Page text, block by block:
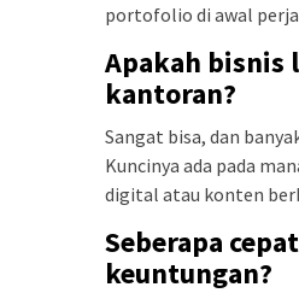
portofolio di awal
Apakah bisnis
kantoran?
Sangat bisa, dan
Kuncinya ada pada
digital atau konten
Seberapa
keuntungan?